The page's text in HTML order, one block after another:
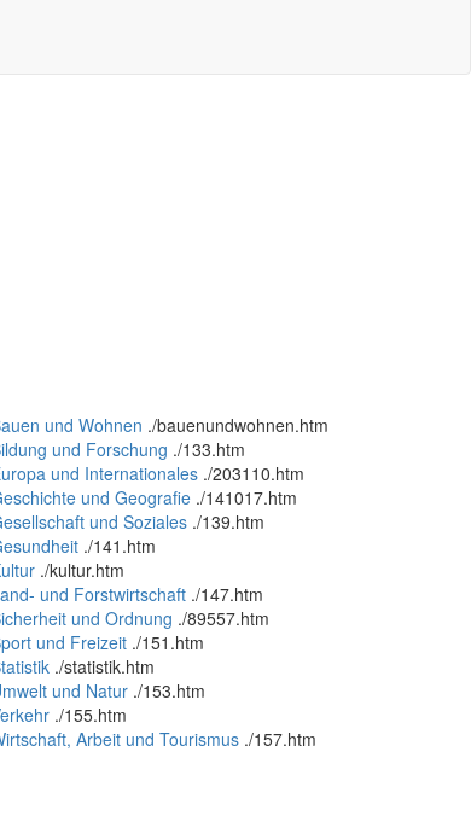
und Wohnen ./bauenundwohnen.htm
und Forschung ./133.htm
und Internationales ./203110.htm
und Geografie ./141017.htm
und Soziales ./139.htm
./141.htm
./kultur.htm
und Forstwirtschaft ./147.htm
und Ordnung ./89557.htm
und Freizeit ./151.htm
./statistik.htm
und Natur ./153.htm
./155.htm
Arbeit und Tourismus ./157.htm